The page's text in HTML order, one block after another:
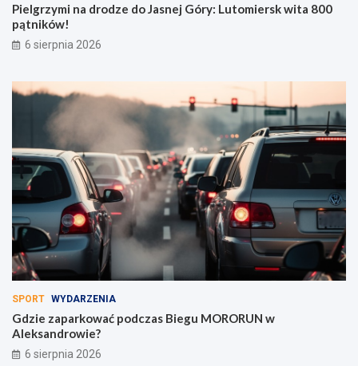
Pielgrzymi na drodze do Jasnej Góry: Lutomiersk wita 800
pątników!
6 sierpnia 2026
SPORT WYDARZENIA
Gdzie zaparkować podczas Biegu MORORUN w
Aleksandrowie?
6 sierpnia 2026